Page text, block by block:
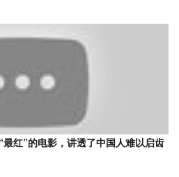
最红”的电影，讲透了中国人难以启齿